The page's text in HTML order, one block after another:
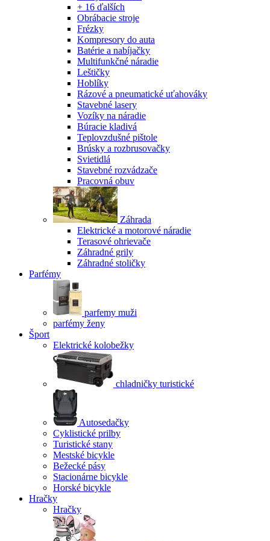
+ 16 ďalších
Obrábacie stroje
Frézky
Kompresory do auta
Batérie a nabíjačky
Multifunkčné náradie
Leštičky
Hoblíky
Rázové a pneumatické uťahováky
Stavebné lasery
Vozíky na náradie
Búracie kladivá
Teplovzdušné pištole
Brúsky a rozbrusovačky
Svietidlá
Stavebné rozvádzače
Pracovná obuv
Záhrada
Elektrické a motorové náradie
Terasové ohrievače
Záhradné grily
Záhradné stoličky
Parfémy
parfemy muži
parfémy ženy
Šport
Elektrické kolobežky
chladničky turistické
Autosedačky
Cyklistické prilby
Turistické stany
Mestské bicykle
Bežecké pásy
Stacionárne bicykle
Horské bicykle
Hračky
Hračky